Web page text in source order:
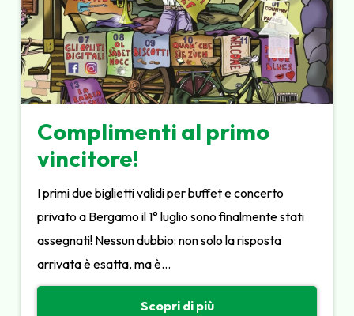
Complimenti al primo
vincitore!
I primi due biglietti validi per buffet e concerto
privato a Bergamo il 1° luglio sono finalmente stati
assegnati! Nessun dubbio: non solo la risposta
arrivata è esatta, ma è…
Scopri di più